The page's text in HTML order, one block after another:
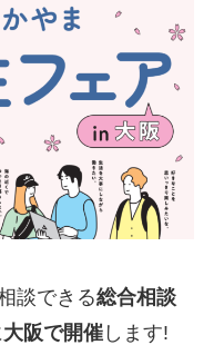
談できる総合相談
大阪で開催します!